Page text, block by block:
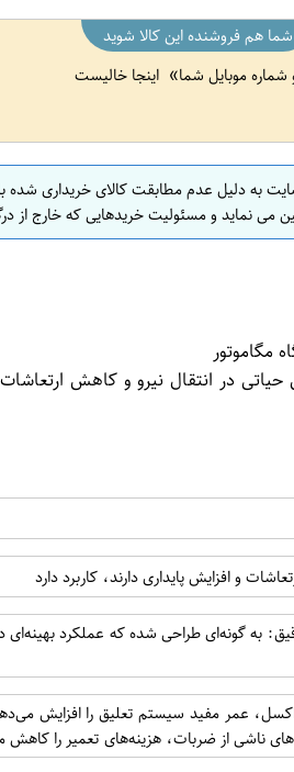
شما هم فروشنده این کالا شوید
شماره موبایل شما اینجا خالیست
به دلیل عدم مطابقت کالای خریداری
نماید و مسئولیت خریدهایی که خارج از
در انتقال نیرو و کاهش
و افزایش پایداری دارند، کاربرد دارد
به گونه‌ای طراحی شده که عملکرد
عمر مفید سیستم تعلیق را افزایش می‌دهد
ناشی از ضربات، هزینه‌های تعمیر را